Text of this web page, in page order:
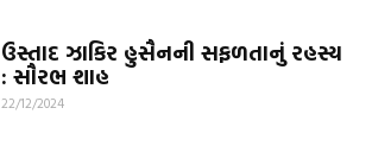
ઉસ્તાદ ઝાકિર હુસૈનની સફળતાનું રહસ્ય
: સૌરભ શાહ
22/12/2024